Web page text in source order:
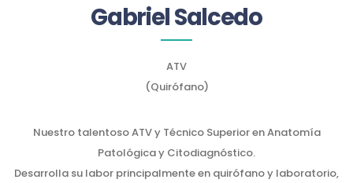
Gabriel Salcedo
ATV
(Quirófano)
Nuestro talentoso ATV y Técnico Superior en Anatomía
Patológica y Citodiagnóstico.
Desarrolla su labor principalmente en quirófano y laboratorio,